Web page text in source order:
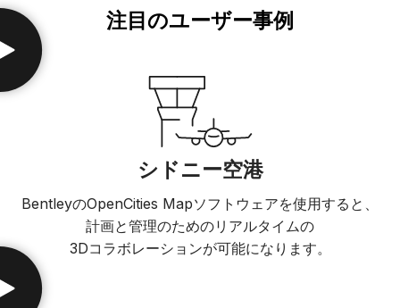
注目のユーザー事例
シドニー空港
BentleyのOpenCities Mapソフトウェアを使用すると、
計画と管理のためのリアルタイムの
3Dコラボレーションが可能になります。